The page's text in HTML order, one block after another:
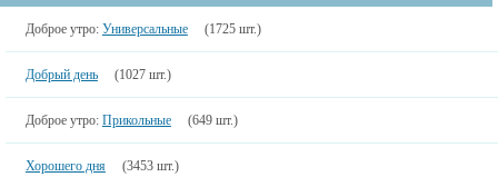
Доброе утро: Универсальные (1725 шт.)
Добрый день (1027 шт.)
Доброе утро: Прикольные (649 шт.)
Хорошего дня (3453 шт.)